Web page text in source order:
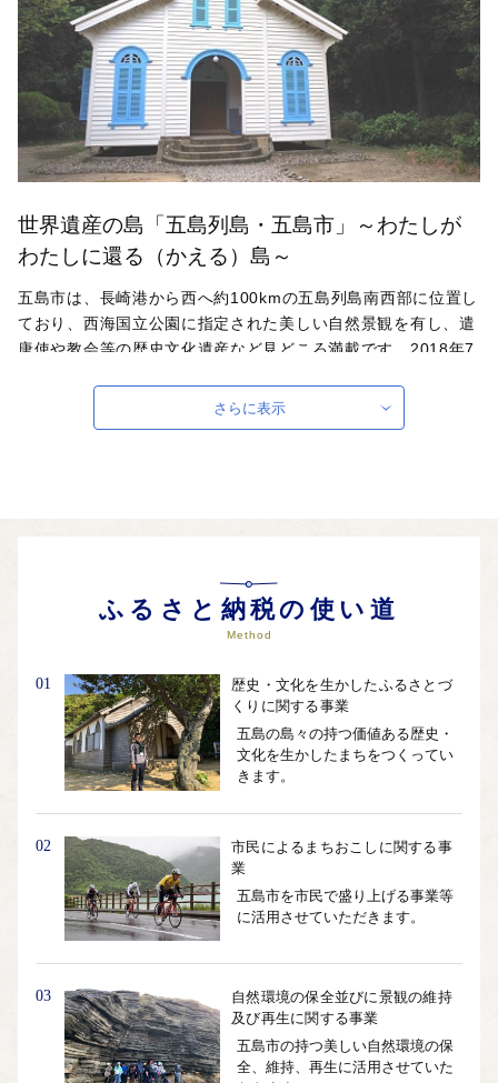
世界遺産の島「五島列島・五島市」～わたしが
わたしに還る（かえる）島～
五島市は、長崎港から西へ約100kmの五島列島南西部に位置し
ており、西海国立公園に指定された美しい自然景観を有し、遣
唐使や教会等の歴史文化遺産など見どころ満載です。2018年7
世界遺産登録されました。?また、東シナ海で取れた新鮮な魚
や幻の五島牛、五島美豚、椿油などいろいろなグルメや、五島
外部サイトへ遷移します。
さらに表示
ふるさと納税の使い道
Method
01
歴史・文化を生かしたふるさとづ
くりに関する事業
五島の島々の持つ価値ある歴史・
文化を生かしたまちをつくってい
きます。
02
市民によるまちおこしに関する事
業
五島市を市民で盛り上げる事業等
に活用させていただきます。
03
自然環境の保全並びに景観の維持
及び再生に関する事業
五島市の持つ美しい自然環境の保
全、維持、再生に活用させていた